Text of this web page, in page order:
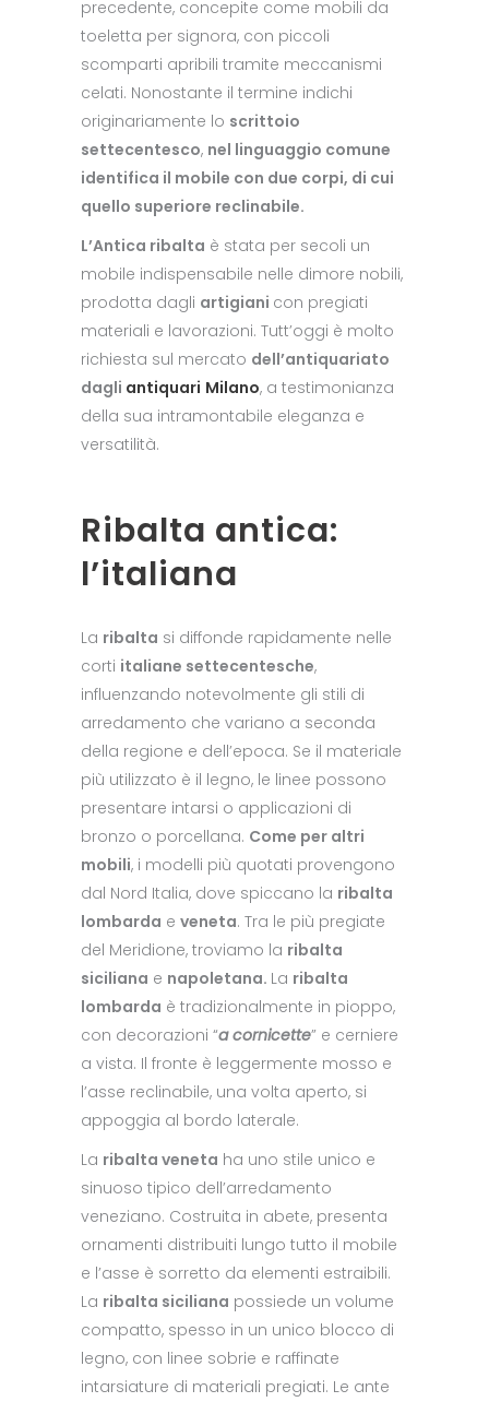
precedente, concepite come mobili da
toeletta per signora, con piccoli
scomparti apribili tramite meccanismi
celati. Nonostante il termine indichi
originariamente lo scrittoio
settecentesco, nel linguaggio comune
identifica il mobile con due corpi, di cui
quello superiore reclinabile.
L’Antica ribalta è stata per secoli un
mobile indispensabile nelle dimore nobili,
prodotta dagli artigiani con pregiati
materiali e lavorazioni. Tutt’oggi è molto
richiesta sul mercato dell’antiquariato
dagli antiquari Milano, a testimonianza
della sua intramontabile eleganza e
versatilità.
Ribalta antica:
l’italiana
La ribalta si diffonde rapidamente nelle
corti italiane settecentesche,
influenzando notevolmente gli stili di
arredamento che variano a seconda
della regione e dell’epoca. Se il materiale
più utilizzato è il legno, le linee possono
presentare intarsi o applicazioni di
bronzo o porcellana. Come per altri
mobili, i modelli più quotati provengono
dal Nord Italia, dove spiccano la ribalta
lombarda e veneta. Tra le più pregiate
del Meridione, troviamo la ribalta
siciliana e napoletana. La ribalta
lombarda è tradizionalmente in pioppo,
con decorazioni “a cornicette” e cerniere
a vista. Il fronte è leggermente mosso e
l’asse reclinabile, una volta aperto, si
appoggia al bordo laterale.
La ribalta veneta ha uno stile unico e
sinuoso tipico dell’arredamento
veneziano. Costruita in abete, presenta
ornamenti distribuiti lungo tutto il mobile
e l’asse è sorretto da elementi estraibili.
La ribalta siciliana possiede un volume
compatto, spesso in un unico blocco di
legno, con linee sobrie e raffinate
intarsiature di materiali pregiati. Le ante